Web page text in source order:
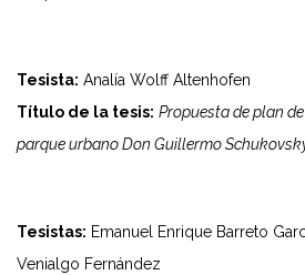
Tesista: Analía Wolff Altenhofen
Título de la tesis: Propuesta de plan
parque urbano Don Guillermo
Tesistas: Emanuel Enrique Barreto
Venialgo Fernández